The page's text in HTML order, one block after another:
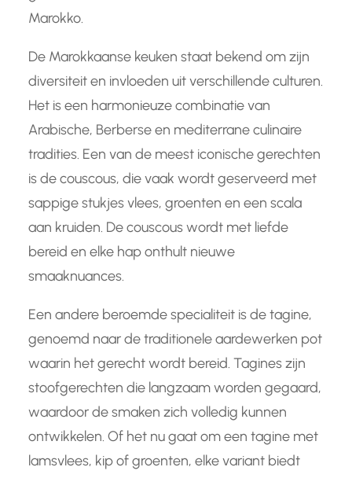
Marokko.
De Marokkaanse keuken staat bekend om zijn
diversiteit en invloeden uit verschillende culturen.
Het is een harmonieuze combinatie van
Arabische, Berberse en mediterrane culinaire
tradities. Een van de meest iconische gerechten
is de couscous, die vaak wordt geserveerd met
sappige stukjes vlees, groenten en een scala
aan kruiden. De couscous wordt met liefde
bereid en elke hap onthult nieuwe
smaaknuances.
Een andere beroemde specialiteit is de tagine,
genoemd naar de traditionele aardewerken pot
waarin het gerecht wordt bereid. Tagines zijn
stoofgerechten die langzaam worden gegaard,
waardoor de smaken zich volledig kunnen
ontwikkelen. Of het nu gaat om een tagine met
lamsvlees, kip of groenten, elke variant biedt